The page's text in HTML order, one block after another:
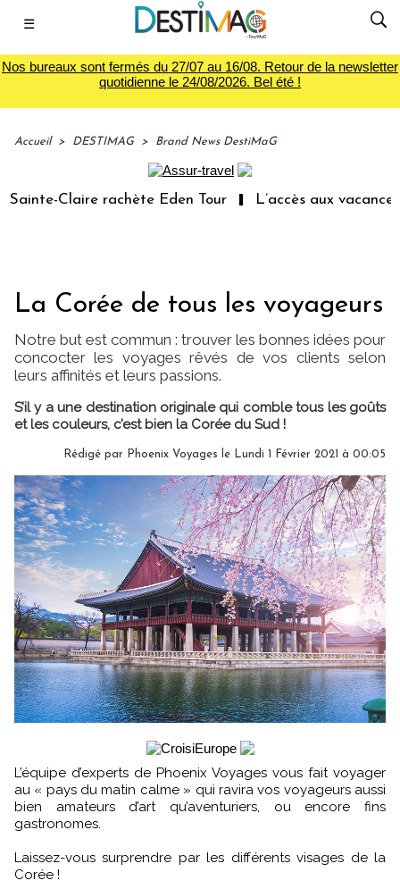
☰
Nos bureaux sont fermés du 27/07 au 16/08. Retour de la newsletter
quotidienne le 24/08/2026. Bel été !
Accueil > DESTIMAG > Brand News DestiMaG
Claire rachète Eden Tour L’accès aux vacances :
La Corée de tous les voyageurs
Notre but est commun : trouver les bonnes idées pour
concocter les voyages rêvés de vos clients selon
leurs affinités et leurs passions.
S’il y a une destination originale qui comble tous les goûts
et les couleurs, c’est bien la Corée du Sud !
Rédigé par Phoenix Voyages le Lundi 1 Février 2021 à 00:05
L’équipe d’experts de Phoenix Voyages vous fait voyager
au « pays du matin calme » qui ravira vos voyageurs aussi
bien amateurs d’art qu’aventuriers, ou encore fins
gastronomes.
Laissez-vous surprendre par les différents visages de la
Corée !